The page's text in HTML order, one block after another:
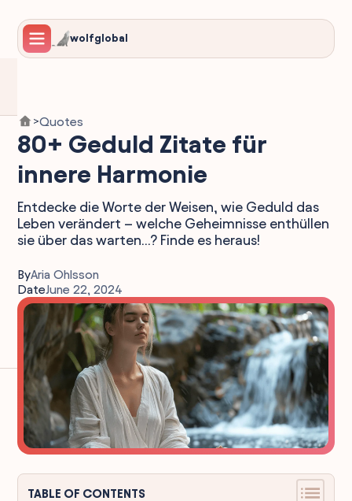
wolfglobal
>Quotes
80+ Geduld Zitate für
innere Harmonie
Entdecke die Worte der Weisen, wie Geduld das
Leben verändert – welche Geheimnisse enthüllen
sie über das warten...? Finde es heraus!
ByAria Ohlsson
DateJune 22, 2024
TABLE OF CONTENTS